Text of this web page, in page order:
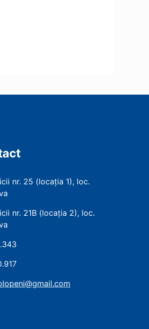
nr. 25 (locația 1), loc.
nr. 21B (locația 2), loc.